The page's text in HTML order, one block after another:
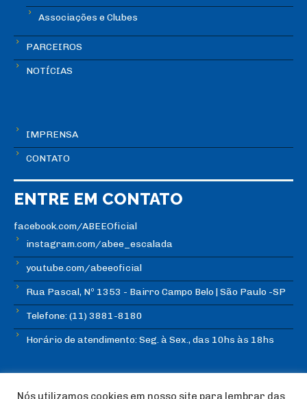
Associações e Clubes
PARCEIROS
NOTÍCIAS
IMPRENSA
CONTATO
ENTRE EM CONTATO
facebook.com/ABEEOficial
instagram.com/abee_escalada
youtube.com/abeeoficial
Rua Pascal, Nº 1353 - Bairro Campo Belo | São Paulo -SP
Telefone: (11) 3881-8180
Horário de atendimento: Seg. à Sex., das 10hs às 18hs
Nós utilizamos cookies em nosso site para lembrar das